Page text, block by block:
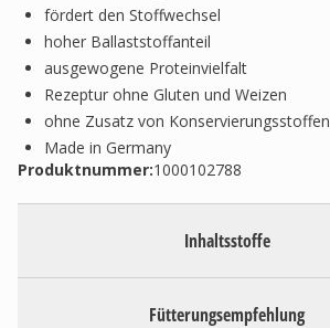
fördert den Stoffwechsel
hoher Ballaststoffanteil
ausgewogene Proteinvielfalt
Rezeptur ohne Gluten und Weizen
ohne Zusatz von Konservierungsstoffen
Made in Germany
Produktnummer:1000102788
Inhaltsstoffe
Fütterungsempfehlung